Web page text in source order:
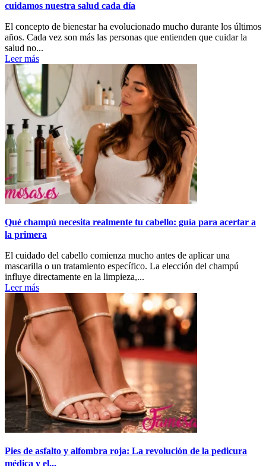
cuidamos nuestra salud cada día
El concepto de bienestar ha evolucionado mucho durante los últimos
años. Cada vez son más las personas que entienden que cuidar la
salud no...
Leer más
Qué champú necesita realmente tu cabello: guía para acertar a
la primera
El cuidado del cabello comienza mucho antes de aplicar una
mascarilla o un tratamiento específico. La elección del champú
influye directamente en la limpieza,...
Leer más
Pies de asfalto y alfombra roja: La revolución de la pedicura
médica y el...